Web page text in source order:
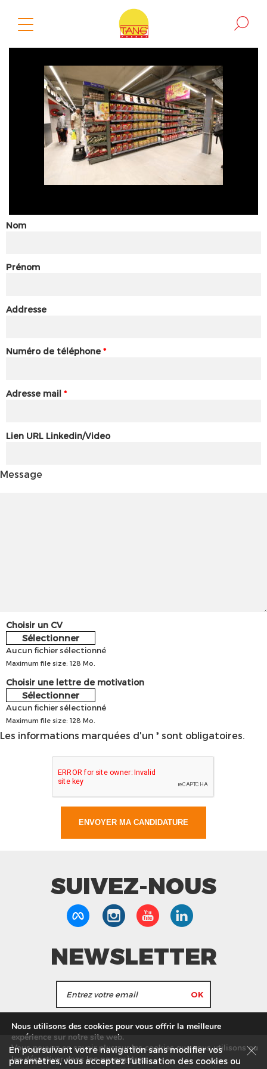
Nom
Prénom
Addresse
Numéro de téléphone *
Adresse mail *
Lien URL Linkedin/Video
Message
Choisir un CV
Sélectionner
Aucun fichier sélectionné
Maximum file size: 128 Mo.
Choisir une lettre de motivation
Sélectionner
Aucun fichier sélectionné
Maximum file size: 128 Mo.
Les informations marquées d'un * sont obligatoires.
SUIVEZ-NOUS
NEWSLETTER
informations de Tang Frères.
Nos Magasins Service commercial
Recrutement
En poursuivant votre navigation sans modifier vos
paramètres, vous acceptez l’utilisation des cookies ou
Nous utilisons des cookies pour vous offrir la meilleure
expérience sur notre site web.
Vous pouvez en savoir plus sur les cookies que nous utilisons ou
les désactiver dans lesparamètres.